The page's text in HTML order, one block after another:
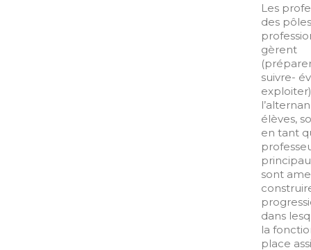
Les
des pôles
gèrent
suivre-
exploiter)
élèves,
en tant
sont
dans
la
place